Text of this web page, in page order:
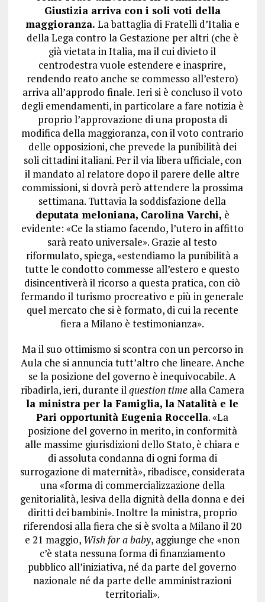
Giustizia arriva con i soli voti della
maggioranza. La battaglia di Fratelli d’Italia e
della Lega contro la Gestazione per altri (che è
già vietata in Italia, ma il cui divieto il
centrodestra vuole estendere e inasprire,
rendendo reato anche se commesso all’estero)
arriva all’approdo finale. Ieri si è concluso il voto
degli emendamenti, in particolare a fare notizia è
proprio l’approvazione di una proposta di
modifica della maggioranza, con il voto contrario
delle opposizioni, che prevede la punibilità dei
soli cittadini italiani. Per il via libera ufficiale, con
il mandato al relatore dopo il parere delle altre
commissioni, si dovrà però attendere la prossima
settimana. Tuttavia la soddisfazione della
deputata meloniana, Carolina Varchi, è
evidente: «Ce la stiamo facendo, l’utero in affitto
sarà reato universale». Grazie al testo
riformulato, spiega, «estendiamo la punibilità a
tutte le condotto commesse all’estero e questo
disincentiverà il ricorso a questa pratica, con ciò
fermando il turismo procreativo e più in generale
quel mercato che si è formato, di cui la recente
fiera a Milano è testimonianza».
Ma il suo ottimismo si scontra con un percorso in
Aula che si annuncia tutt’altro che lineare. Anche
se la posizione del governo è inequivocabile. A
ribadirla, ieri, durante ilquestion timealla Camera
la ministra per la Famiglia, la Natalità e le
Pari opportunità Eugenia Roccella. «La
posizione del governo in merito, in conformità
alle massime giurisdizioni dello Stato, è chiara e
di assoluta condanna di ogni forma di
surrogazione di maternità», ribadisce, considerata
una «forma di commercializzazione della
genitorialità, lesiva della dignità della donna e dei
diritti dei bambini». Inoltre la ministra, proprio
riferendosi alla fiera che si è svolta a Milano il 20
e 21 maggio, Wish for a baby, aggiunge che «non
c’è stata nessuna forma di finanziamento
pubblico all’iniziativa, né da parte del governo
nazionale né da parte delle amministrazioni
territoriali».